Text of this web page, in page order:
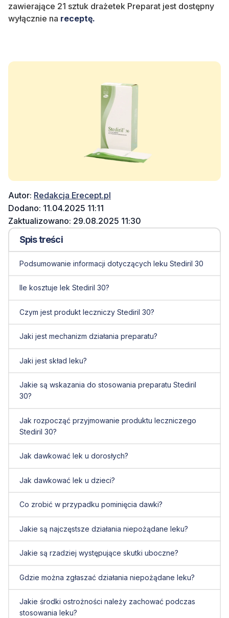
zawierające 21 sztuk drażetek Preparat jest dostępny
wyłącznie na receptę.
Autor: Redakcja Erecept.pl
Dodano: 11.04.2025 11:11
Zaktualizowano: 29.08.2025 11:30
Spis treści
Podsumowanie informacji dotyczących leku Stediril 30
Ile kosztuje lek Stediril 30?
Czym jest produkt leczniczy Stediril 30?
Jaki jest mechanizm działania preparatu?
Jaki jest skład leku?
Jakie są wskazania do stosowania preparatu Stediril
30?
Jak rozpocząć przyjmowanie produktu leczniczego
Stediril 30?
Jak dawkować lek u dorosłych?
Jak dawkować lek u dzieci?
Co zrobić w przypadku pominięcia dawki?
Jakie są najczęstsze działania niepożądane leku?
Jakie są rzadziej występujące skutki uboczne?
Gdzie można zgłaszać działania niepożądane leku?
Jakie środki ostrożności należy zachować podczas
stosowania leku?